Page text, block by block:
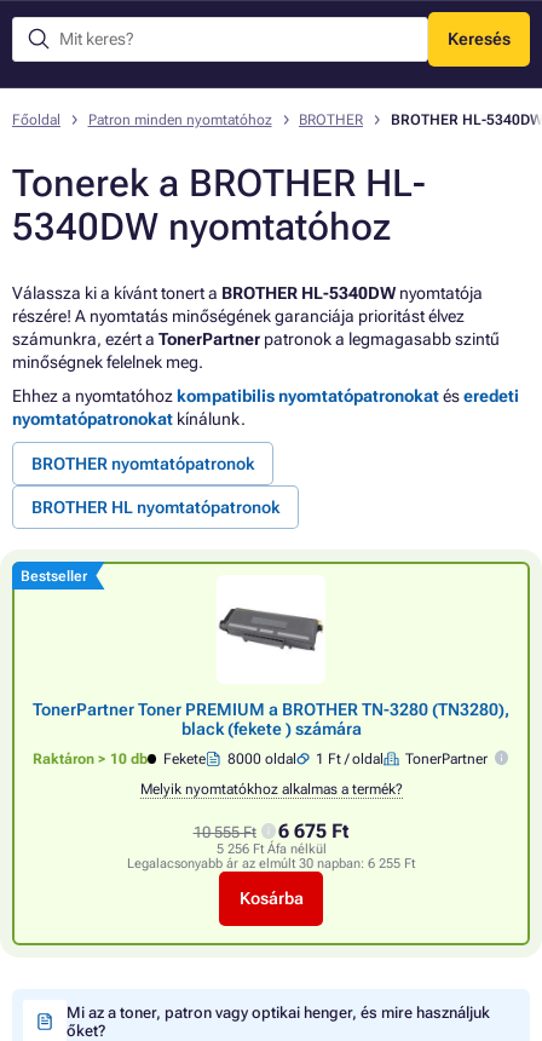
Keresés
Menü
Főoldal Patron minden nyomtatóhoz BROTHER BROTHER HL-5340DW
Tonerek a BROTHER HL-
5340DW nyomtatóhoz
Válassza ki a kívánt tonert a BROTHER HL-5340DW nyomtatója
részére! A nyomtatás minőségének garanciája prioritást élvez
számunkra, ezért a TonerPartner patronok a legmagasabb szintű
minőségnek felelnek meg.
Ehhez a nyomtatóhoz kompatibilis nyomtatópatronokatéseredeti
nyomtatópatronokat kínálunk.
BROTHER nyomtatópatronok
BROTHER HL nyomtatópatronok
Bestseller
TonerPartner Toner PREMIUM a BROTHER TN-3280 (TN3280),
black (fekete ) számára
Raktáron > 10 db Fekete 8000 oldal 1 Ft / oldal
TonerPartner
Melyik nyomtatókhoz alkalmas a termék?
10 555 Ft 6 675 Ft
5 256 Ft Áfa nélkül
Legalacsonyabb ár az elmúlt 30 napban: 6 255 Ft
Kosárba
Mi az a toner, patron vagy optikai henger, és mire használjuk
őket?